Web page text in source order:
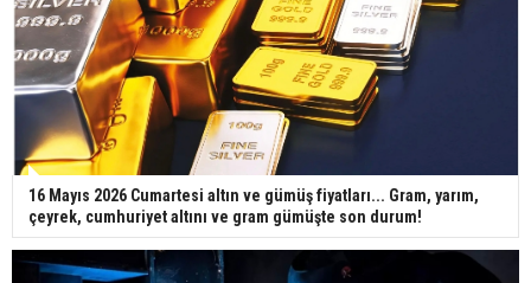
16 Mayıs 2026 Cumartesi altın ve gümüş fiyatları... Gram, yarım,
çeyrek, cumhuriyet altını ve gram gümüşte son durum!